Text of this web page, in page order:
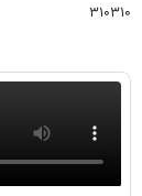
۳۱۰۳۱۰